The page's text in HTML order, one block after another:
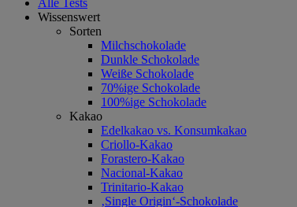
Alle Tests
Wissenswert
Sorten
Milchschokolade
Dunkle Schokolade
Weiße Schokolade
70%ige Schokolade
100%ige Schokolade
Kakao
Edelkakao vs. Konsumkakao
Criollo-Kakao
Forastero-Kakao
Nacional-Kakao
Trinitario-Kakao
‚Single Origin‘-Schokolade